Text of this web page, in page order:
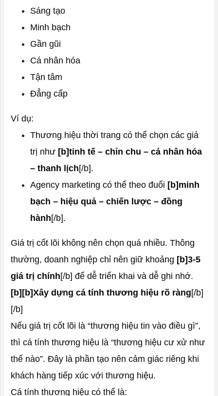
Sáng tạo
Minh bạch
Gần gũi
Cá nhân hóa
Tận tâm
Đẳng cấp
Ví dụ:
Thương hiệu thời trang có thể chọn các giá
trị như [b]tinh tế – chỉn chu – cá nhân hóa
– thanh lịch[/b].
Agency marketing có thể theo đuổi [b]minh
bạch – hiệu quả – chiến lược – đồng
hành[/b].
Giá trị cốt lõi không nên chọn quá nhiều. Thông
thường, doanh nghiệp chỉ nên giữ khoảng [b]3-5
giá trị chính[/b] để dễ triển khai và dễ ghi nhớ.
[b][b]Xây dựng cá tính thương hiệu rõ ràng[/b]
[/b]
Nếu giá trị cốt lõi là “thương hiệu tin vào điều gì”,
thì cá tính thương hiệu là “thương hiệu cư xử như
thế nào”. Đây là phần tạo nên cảm giác riêng khi
khách hàng tiếp xúc với thương hiệu.
Cá tính thương hiệu có thể là: